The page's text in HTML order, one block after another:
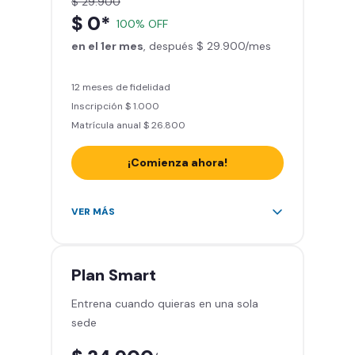
Actívate y baila
Acceso a todas las áreas del
gimnasio - peso libre, peso
grupales
$ 0* 100% OFF
en el 1er mes , después $ 29.900/mes
12 meses de fidelidad
Inscripción $ 1.000
Matrícula anual $ 26.800
¡Comienza ahora!
Acceso a más de 2.000 gimnasios
1 Pase VIP de 15 días para un amigo
Smart Fit app – Tu plan de
entrenamiento personalizado
VER MÁS
Plan Smart
Entrena cuando quieras en una sola
sede